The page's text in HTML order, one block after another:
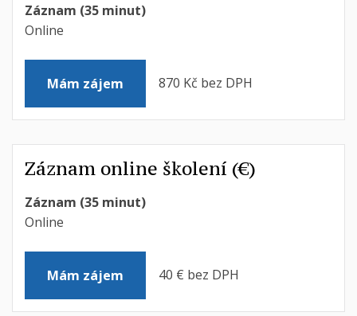
Záznam (35 minut)
Online
Mám zájem 870 Kč bez DPH
Záznam online školení (€)
Záznam (35 minut)
Online
Mám zájem 40 € bez DPH